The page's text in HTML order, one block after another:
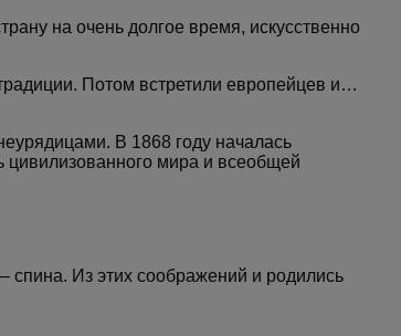
на очень долгое время, искусственно
Потом встретили европейцев и…
В 1868 году началась
цивилизованного мира и всеобщей
Из этих соображений и родились